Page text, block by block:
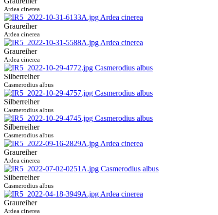
Ardea cinerea
Graureiher
Ardea cinerea
Graureiher
Ardea cinerea
Silberreiher
Casmerodius albus
Silberreiher
Casmerodius albus
Silberreiher
Casmerodius albus
Graureiher
Ardea cinerea
Silberreiher
Casmerodius albus
Graureiher
Ardea cinerea